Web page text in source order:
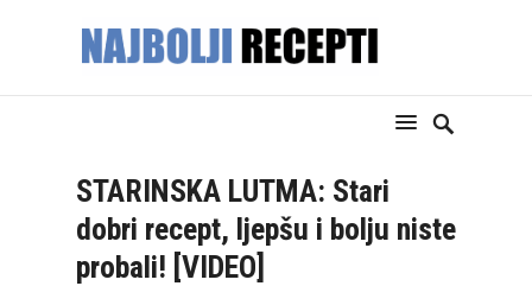
STARINSKA LUTMA: Stari
dobri recept, ljepšu i bolju niste
probali! [VIDEO]